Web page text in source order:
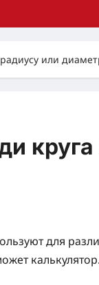
или
для